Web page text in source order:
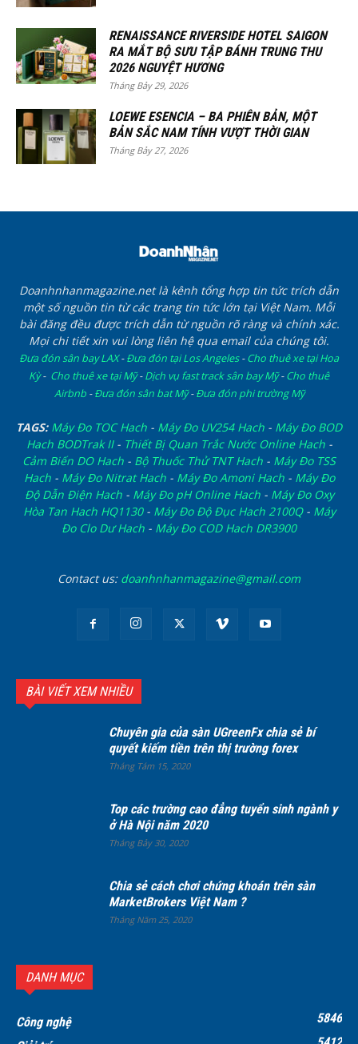
RENAISSANCE RIVERSIDE HOTEL SAIGON
RA MẮT BỘ SƯU TẬP BÁNH TRUNG THU
2026 NGUYỆT HƯƠNG
Tháng Bảy 29, 2026
LOEWE ESENCIA – BA PHIÊN BẢN, MỘT
BẢN SẮC NAM TÍNH VƯỢT THỜI GIAN
Tháng Bảy 27, 2026
Doanhnhanmagazine.net là kênh tổng hợp tin tức trích dẫn
một số nguồn tin từ các trang tin tức lớn tại Việt Nam. Mỗi
bài đăng đều được trích dẫn từ nguồn rõ ràng và chính xác.
Mọi chi tiết xin vui lòng liên hệ qua email của chúng tôi.
Đưa đón sân bay LAX-Đưa đón tại Los Angeles-Cho thuê xe tại Hoa
Kỳ- Cho thuê xe tại Mỹ-Dịch vụ fast track sân bay Mỹ-Cho thuê
Airbnb-Đưa đón sân bat Mỹ-Đưa đón phi trường Mỹ
TAGS: Máy Đo TOC Hach - Máy Đo UV254 Hach - Máy Đo BOD
Hach BODTrak II- Thiết Bị Quan Trắc Nước Online Hach-
Cảm Biến DO Hach - Bộ Thuốc Thử TNT Hach - Máy Đo TSS
Hach- Máy Đo Nitrat Hach- Máy Đo Amoni Hach- Máy Đo
Độ Dẫn Điện Hach- Máy Đo pH Online Hach- Máy Đo Oxy
Hòa Tan Hach HQ1130- Máy Đo Độ Đục Hach 2100Q- Máy
Đo Clo Dư Hach - Máy Đo COD Hach DR3900
Contact us: doanhnhanmagazine@gmail.com
BÀI VIẾT XEM NHIỀU
Chuyên gia của sàn UGreenFx chia sẻ bí
quyết kiếm tiền trên thị trường forex
Tháng Tám 15, 2020
Top các trường cao đẳng tuyển sinh ngành y
ở Hà Nội năm 2020
Tháng Bảy 30, 2020
Chia sẻ cách chơi chứng khoán trên sàn
MarketBrokers Việt Nam ?
Tháng Năm 25, 2020
DANH MỤC
Công nghệ
5846